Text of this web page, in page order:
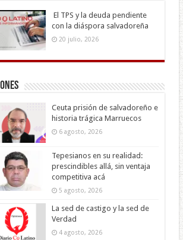
El TPS y la deuda pendiente
con la diáspora salvadoreña
20 julio, 2026
Ceuta prisión de salvadoreño e
historia trágica Marruecos
6 agosto, 2026
Tepesianos en su realidad:
prescindibles allá, sin ventaja
competitiva acá
5 agosto, 2026
La sed de castigo y la sed de
Verdad
4 agosto, 2026